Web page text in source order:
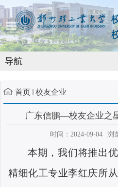
导航
首页 校友企业
广东信鹏—校友企业之
时间：2024-09-04 浏
本期，我们将推出
精细化工专业李红庆所